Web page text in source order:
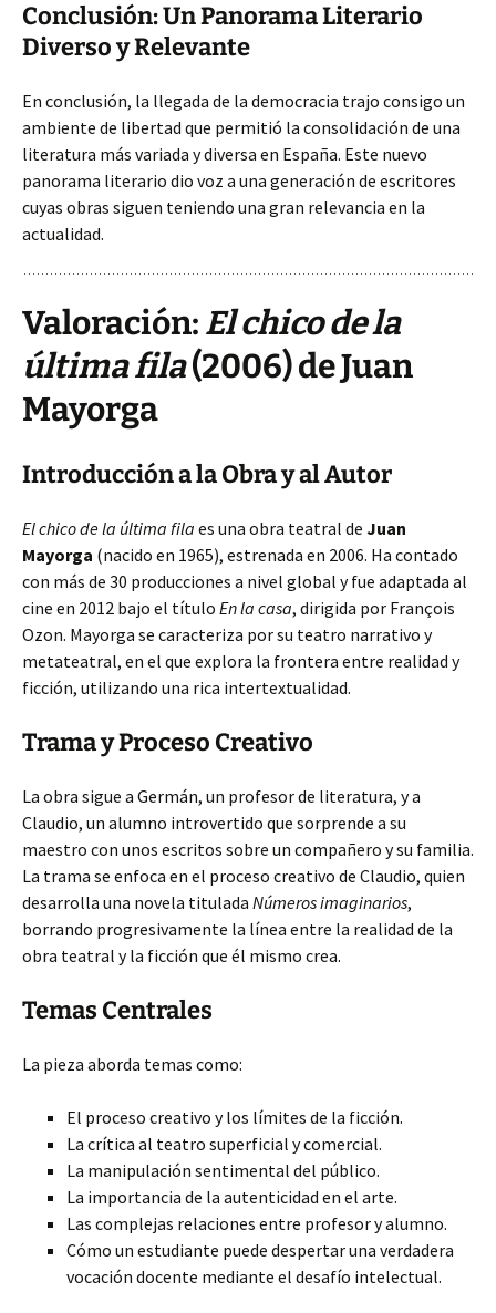
Conclusión: Un Panorama Literario
Diverso y Relevante
En conclusión, la llegada de la democracia trajo consigo un
ambiente de libertad que permitió la consolidación de una
literatura más variada y diversa en España. Este nuevo
panorama literario dio voz a una generación de escritores
cuyas obras siguen teniendo una gran relevancia en la
actualidad.
Valoración:El chico de la
última fila(2006) de Juan
Mayorga
Introducción a la Obra y al Autor
El chico de la última fila es una obra teatral de Juan
Mayorga (nacido en 1965), estrenada en 2006. Ha contado
con más de 30 producciones a nivel global y fue adaptada al
cine en 2012 bajo el título En la casa, dirigida por François
Ozon. Mayorga se caracteriza por su teatro narrativo y
metateatral, en el que explora la frontera entre realidad y
ficción, utilizando una rica intertextualidad.
Trama y Proceso Creativo
La obra sigue a Germán, un profesor de literatura, y a
Claudio, un alumno introvertido que sorprende a su
maestro con unos escritos sobre un compañero y su familia.
La trama se enfoca en el proceso creativo de Claudio, quien
desarrolla una novela titulada Números imaginarios,
borrando progresivamente la línea entre la realidad de la
obra teatral y la ficción que él mismo crea.
Temas Centrales
La pieza aborda temas como:
El proceso creativo y los límites de la ficción.
La crítica al teatro superficial y comercial.
La manipulación sentimental del público.
La importancia de la autenticidad en el arte.
Las complejas relaciones entre profesor y alumno.
Cómo un estudiante puede despertar una verdadera
vocación docente mediante el desafío intelectual.